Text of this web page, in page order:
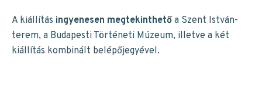
A kiállítás ingyenesen megtekinthetőa Szent István-
terem, a Budapesti Történeti Múzeum, illetve a két
kiállítás kombinált belépőjegyével.